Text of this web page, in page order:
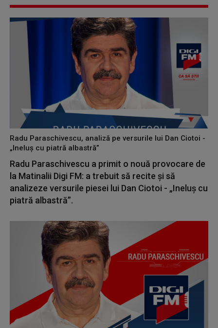
Radu Paraschivescu, analiză pe versurile lui Dan Ciotoi -
„Ineluș cu piatră albastră”
Radu Paraschivescu a primit o nouă provocare de
la Matinalii Digi FM: a trebuit să recite și să
analizeze versurile piesei lui Dan Ciotoi - „Ineluș cu
piatră albastră”.